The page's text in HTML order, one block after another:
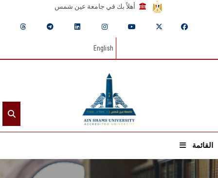
أهلاً بك في جامعة عين شمس
English
القائمة
الرئيسيـة